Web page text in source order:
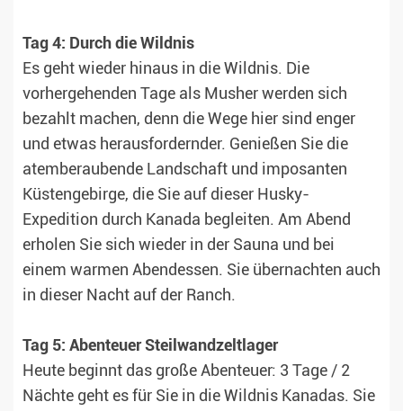
Tag 4: Durch die Wildnis
Es geht wieder hinaus in die Wildnis. Die
vorhergehenden Tage als Musher werden sich
bezahlt machen, denn die Wege hier sind enger
und etwas herausfordernder. Genießen Sie die
atemberaubende Landschaft und imposanten
Küstengebirge, die Sie auf dieser Husky-
Expedition durch Kanada begleiten. Am Abend
erholen Sie sich wieder in der Sauna und bei
einem warmen Abendessen. Sie übernachten auch
in dieser Nacht auf der Ranch.
Tag 5: Abenteuer Steilwandzeltlager
Heute beginnt das große Abenteuer: 3 Tage / 2
Nächte geht es für Sie in die Wildnis Kanadas. Sie